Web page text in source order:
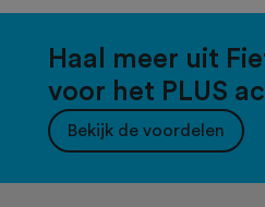
Haal meer uit
voor het PLUS
Bekijk de voordelen